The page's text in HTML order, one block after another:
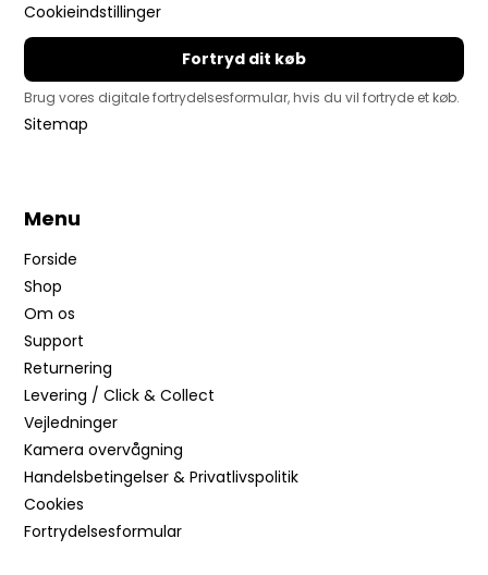
Cookieindstillinger
Fortryd dit køb
Brug vores digitale fortrydelsesformular, hvis du vil fortryde et køb.
Sitemap
Menu
Forside
Shop
Om os
Support
Returnering
Levering / Click & Collect
Vejledninger
Kamera overvågning
Handelsbetingelser & Privatlivspolitik
Cookies
Fortrydelsesformular